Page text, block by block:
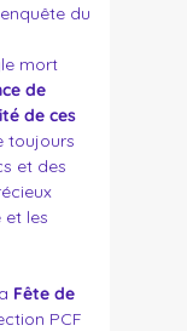
du
mort
de
de ces
toujours
et des
les
Fête de
PCF